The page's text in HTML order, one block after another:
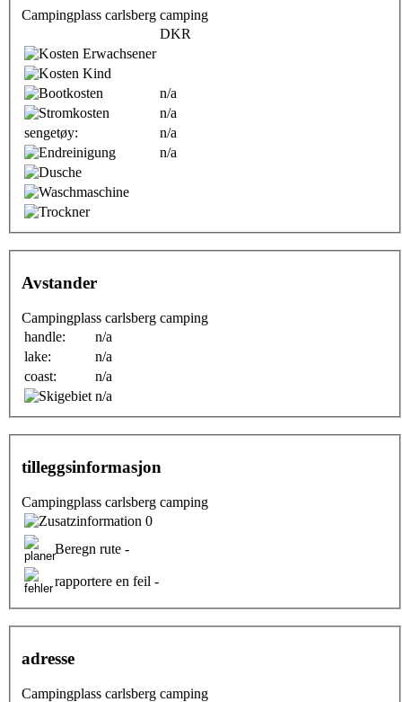
Campingplass carlsberg camping
DKR
n/a
n/a
sengetøy:
n/a
n/a
Avstander
Campingplass carlsberg camping
handle:
n/a
lake:
n/a
coast:
n/a
n/a
tilleggsinformasjon
Campingplass carlsberg camping
0
Beregn rute -
rapportere en feil -
adresse
Campingplass carlsberg camping